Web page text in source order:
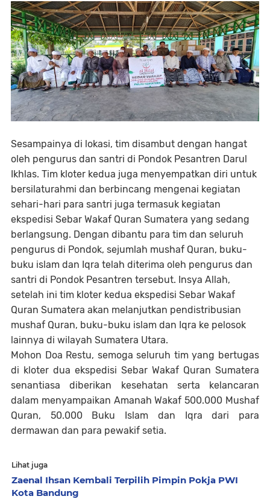
Sesampainya di lokasi, tim disambut dengan hangat
oleh pengurus dan santri di Pondok Pesantren Darul
Ikhlas. Tim kloter kedua juga menyempatkan diri untuk
bersilaturahmi dan berbincang mengenai kegiatan
sehari-hari para santri juga termasuk kegiatan
ekspedisi Sebar Wakaf Quran Sumatera yang sedang
berlangsung. Dengan dibantu para tim dan seluruh
pengurus di Pondok, sejumlah mushaf Quran, buku-
buku islam dan Iqra telah diterima oleh pengurus dan
santri di Pondok Pesantren tersebut. Insya Allah,
setelah ini tim kloter kedua ekspedisi Sebar Wakaf
Quran Sumatera akan melanjutkan pendistribusian
mushaf Quran, buku-buku islam dan Iqra ke pelosok
lainnya di wilayah Sumatera Utara.
Mohon Doa Restu, semoga seluruh tim yang bertugas
di kloter dua ekspedisi Sebar Wakaf Quran Sumatera
senantiasa diberikan kesehatan serta kelancaran
dalam menyampaikan Amanah Wakaf 500.000 Mushaf
Quran, 50.000 Buku Islam dan Iqra dari para
dermawan dan para pewakif setia.
Lihat juga
Zaenal Ihsan Kembali Terpilih Pimpin Pokja PWI
Kota Bandung